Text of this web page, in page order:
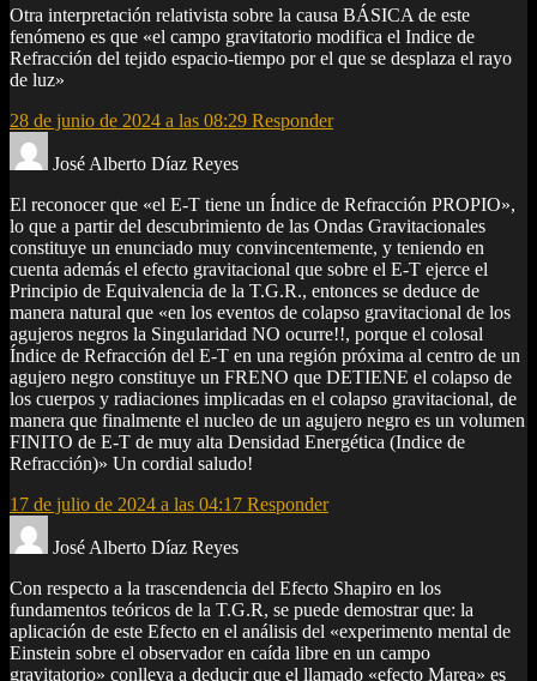
Otra interpretación relativista sobre la causa BÁSICA de este
fenómeno es que «el campo gravitatorio modifica el Indice de
Refracción del tejido espacio-tiempo por el que se desplaza el rayo
de luz»
28 de junio de 2024 a las 08:29 Responder
José Alberto Díaz Reyes
El reconocer que «el E-T tiene un Índice de Refracción PROPIO»,
lo que a partir del descubrimiento de las Ondas Gravitacionales
constituye un enunciado muy convincentemente, y teniendo en
cuenta además el efecto gravitacional que sobre el E-T ejerce el
Principio de Equivalencia de la T.G.R., entonces se deduce de
manera natural que «en los eventos de colapso gravitacional de los
agujeros negros la Singularidad NO ocurre!!, porque el colosal
Índice de Refracción del E-T en una región próxima al centro de un
agujero negro constituye un FRENO que DETIENE el colapso de
los cuerpos y radiaciones implicadas en el colapso gravitacional, de
manera que finalmente el nucleo de un agujero negro es un volumen
FINITO de E-T de muy alta Densidad Energética (Indice de
Refracción)» Un cordial saludo!
17 de julio de 2024 a las 04:17 Responder
José Alberto Díaz Reyes
Con respecto a la trascendencia del Efecto Shapiro en los
fundamentos teóricos de la T.G.R, se puede demostrar que: la
aplicación de este Efecto en el análisis del «experimento mental de
Einstein sobre el observador en caída libre en un campo
gravitatorio» conlleva a deducir que el llamado «efecto Marea» es